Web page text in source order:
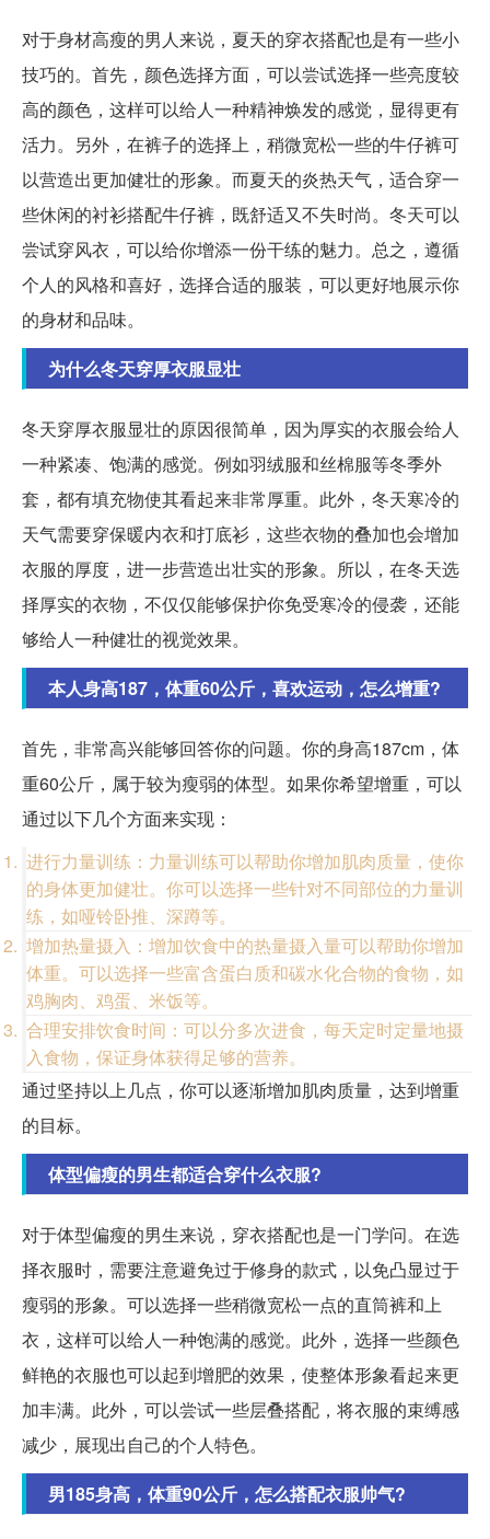
对于身材高瘦的男人来说，夏天的穿衣搭配也是有一些小
技巧的。首先，颜色选择方面，可以尝试选择一些亮度较
高的颜色，这样可以给人一种精神焕发的感觉，显得更有
活力。另外，在裤子的选择上，稍微宽松一些的牛仔裤可
以营造出更加健壮的形象。而夏天的炎热天气，适合穿一
些休闲的衬衫搭配牛仔裤，既舒适又不失时尚。冬天可以
尝试穿风衣，可以给你增添一份干练的魅力。总之，遵循
个人的风格和喜好，选择合适的服装，可以更好地展示你
的身材和品味。
为什么冬天穿厚衣服显壮
冬天穿厚衣服显壮的原因很简单，因为厚实的衣服会给人
一种紧凑、饱满的感觉。例如羽绒服和丝棉服等冬季外
套，都有填充物使其看起来非常厚重。此外，冬天寒冷的
天气需要穿保暖内衣和打底衫，这些衣物的叠加也会增加
衣服的厚度，进一步营造出壮实的形象。所以，在冬天选
择厚实的衣物，不仅仅能够保护你免受寒冷的侵袭，还能
够给人一种健壮的视觉效果。
本人身高187，体重60公斤，喜欢运动，怎么增重?
首先，非常高兴能够回答你的问题。你的身高187cm，体
重60公斤，属于较为瘦弱的体型。如果你希望增重，可以
通过以下几个方面来实现：
进行力量训练：力量训练可以帮助你增加肌肉质量，使你
的身体更加健壮。你可以选择一些针对不同部位的力量训
练，如哑铃卧推、深蹲等。
增加热量摄入：增加饮食中的热量摄入量可以帮助你增加
体重。可以选择一些富含蛋白质和碳水化合物的食物，如
鸡胸肉、鸡蛋、米饭等。
合理安排饮食时间：可以分多次进食，每天定时定量地摄
入食物，保证身体获得足够的营养。
通过坚持以上几点，你可以逐渐增加肌肉质量，达到增重
的目标。
体型偏瘦的男生都适合穿什么衣服?
对于体型偏瘦的男生来说，穿衣搭配也是一门学问。在选
择衣服时，需要注意避免过于修身的款式，以免凸显过于
瘦弱的形象。可以选择一些稍微宽松一点的直筒裤和上
衣，这样可以给人一种饱满的感觉。此外，选择一些颜色
鲜艳的衣服也可以起到增肥的效果，使整体形象看起来更
加丰满。此外，可以尝试一些层叠搭配，将衣服的束缚感
减少，展现出自己的个人特色。
男185身高，体重90公斤，怎么搭配衣服帅气?